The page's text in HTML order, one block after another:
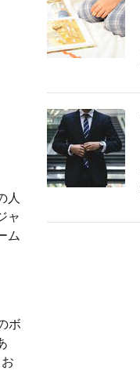
人
ャ
ム
ボ